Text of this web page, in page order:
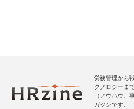
労務管理から
クノロジーま
（ノウハウ、
ガジンです。